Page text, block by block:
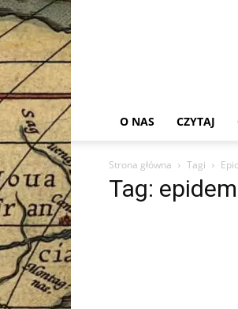
O NAS CZYTAJ
Strona główna Tagi
Tag: